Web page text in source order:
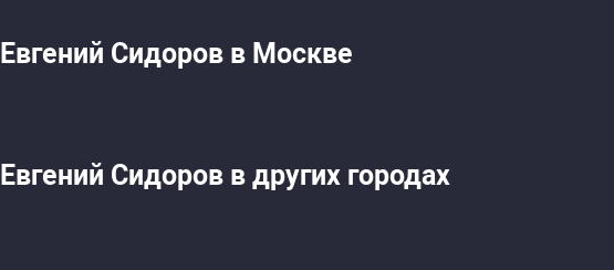
Евгений Сидоров в Москве
Евгений Сидоров в других городах